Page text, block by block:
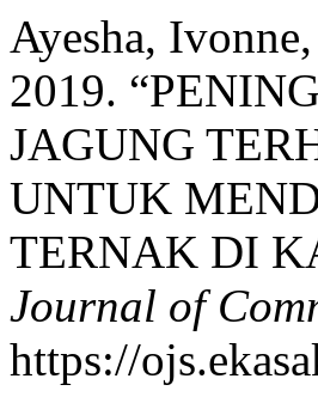
Ayesha,
2019.
JAGUNG
UNTUK
TERNAK DI
Journal of
https://